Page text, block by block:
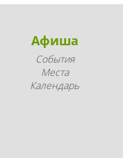
Афиша
События
Места
Календарь